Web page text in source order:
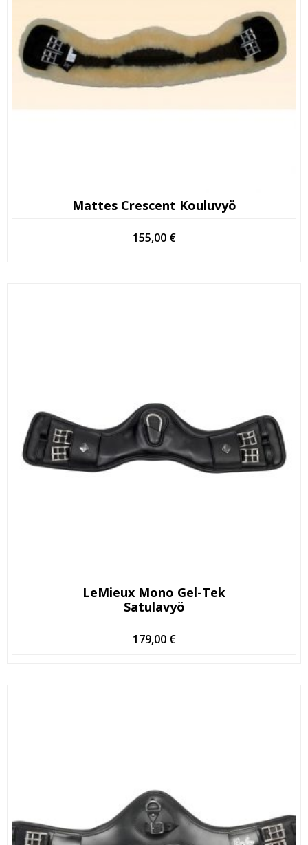
Mattes Crescent Kouluvyö
155,00 €
LeMieux Mono Gel-Tek
Satulavyö
179,00 €